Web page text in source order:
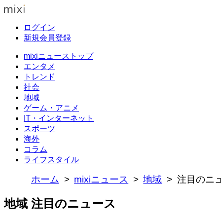
ログイン
新規会員登録
mixiニューストップ
エンタメ
トレンド
社会
地域
ゲーム・アニメ
IT・インターネット
スポーツ
海外
コラム
ライフスタイル
ホーム mixiニュース 地域 注目のニ
地域 注目のニュース